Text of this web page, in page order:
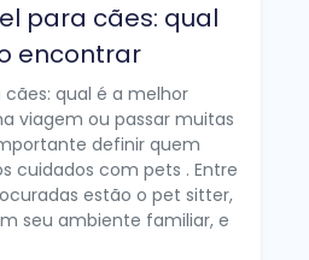
para cães: qual
encontrar
qual é a melhor
viagem ou passar muitas
definir quem
cuidados com pets . Entre
estão o pet sitter,
seu ambiente familiar, e